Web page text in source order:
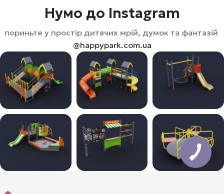
Нумо до Instagram
пориньте у простір дитячих мрій, думок та фантазій
@happypark.com.ua